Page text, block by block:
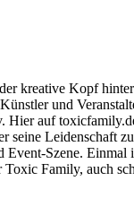
kreative Kopf
und
Hier auf
seine Leidenschaft
Szene. Einmal
Family, auch